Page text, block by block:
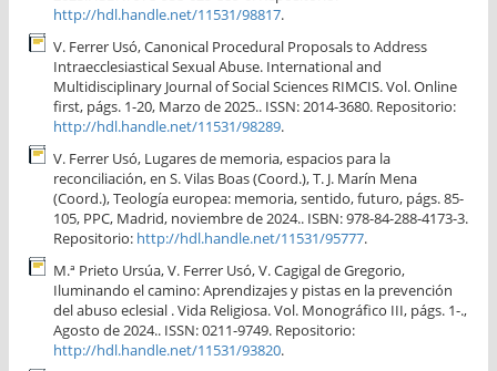
http://hdl.handle.net/11531/98817.
V. Ferrer Usó, Canonical Procedural Proposals to Address
Intraecclesiastical Sexual Abuse. International and
Multidisciplinary Journal of Social Sciences RIMCIS. Vol. Online
first, págs. 1-20, Marzo de 2025.. ISSN: 2014-3680. Repositorio:
http://hdl.handle.net/11531/98289.
V. Ferrer Usó, Lugares de memoria, espacios para la
reconciliación, en S. Vilas Boas (Coord.), T. J. Marín Mena
(Coord.), Teología europea: memoria, sentido, futuro, págs. 85-
105, PPC, Madrid, noviembre de 2024.. ISBN: 978-84-288-4173-3.
Repositorio: http://hdl.handle.net/11531/95777.
M.ª Prieto Ursúa, V. Ferrer Usó, V. Cagigal de Gregorio,
Iluminando el camino: Aprendizajes y pistas en la prevención
del abuso eclesial . Vida Religiosa. Vol. Monográfico III, págs. 1-.,
Agosto de 2024.. ISSN: 0211-9749. Repositorio:
http://hdl.handle.net/11531/93820.